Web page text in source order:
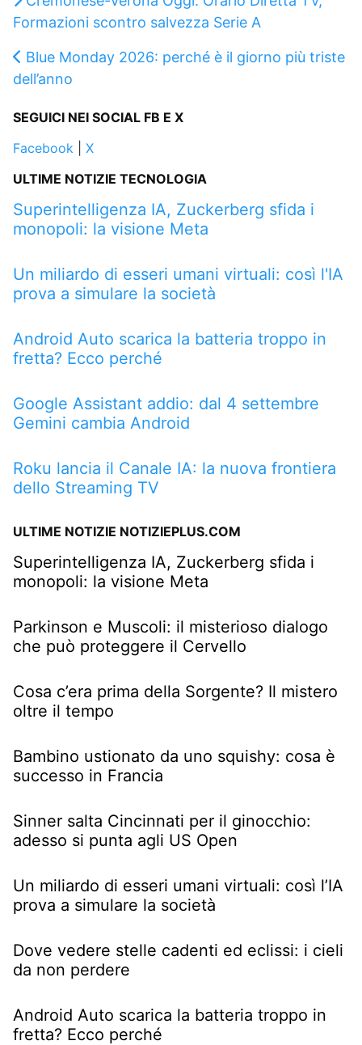
Formazioni scontro salvezza Serie A
Blue Monday 2026: perché è il giorno più triste
dell’anno
SEGUICI NEI SOCIAL FB E X
Facebook
X
ULTIME NOTIZIE TECNOLOGIA
Superintelligenza IA, Zuckerberg sfida i
monopoli: la visione Meta
Un miliardo di esseri umani virtuali: così l'IA
prova a simulare la società
Android Auto scarica la batteria troppo in
fretta? Ecco perché
Google Assistant addio: dal 4 settembre
Gemini cambia Android
Roku lancia il Canale IA: la nuova frontiera
dello Streaming TV
ULTIME NOTIZIE NOTIZIEPLUS.COM
Superintelligenza IA, Zuckerberg sfida i
monopoli: la visione Meta
Parkinson e Muscoli: il misterioso dialogo
che può proteggere il Cervello
Cosa c’era prima della Sorgente? Il mistero
oltre il tempo
Bambino ustionato da uno squishy: cosa è
successo in Francia
Sinner salta Cincinnati per il ginocchio:
adesso si punta agli US Open
Un miliardo di esseri umani virtuali: così l’IA
prova a simulare la società
Dove vedere stelle cadenti ed eclissi: i cieli
da non perdere
Android Auto scarica la batteria troppo in
fretta? Ecco perché